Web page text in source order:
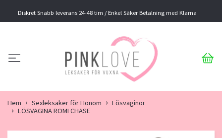
Diskret Snabb leverans 24-48 tim / Enkel Säker Betalning med Klarna
Hem Sexleksaker för Honom
Lösvaginor
LÖSVAGINA ROMI CHASE